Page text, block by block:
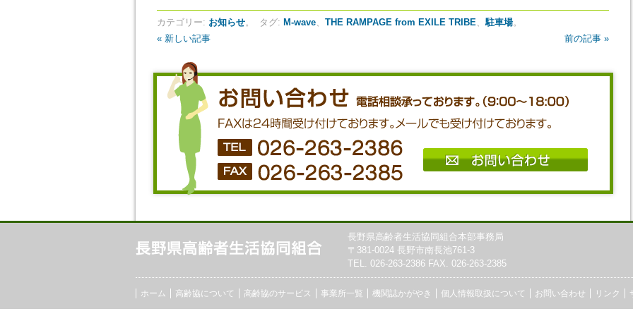
カテゴリー: お知らせ。 タグ: M-wave、 THE RAMPAGE from EXILE TRIBE、駐車場。
« 新しい記事
前の記事 »
長野県高齢者生活協同組合本部事務局
〒381-0024 長野市南長池761-3
TEL. 026-263-2386 FAX. 026-263-2385
ホーム 高齢協について 高齢協のサービス 事業所一覧 機関誌かがやき 個人情報取扱について お問い合わせ リンク